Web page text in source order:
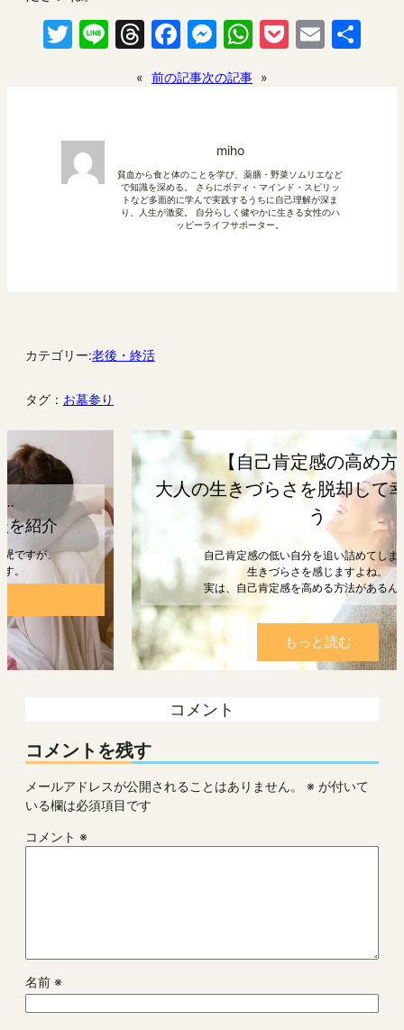
Twitter
LineThreads
Facebook
Messenger
WhatsApp
Pocket
Email
« 前の記事次の記事 »
miho
貧血から食と体のことを学び、薬膳・野菜ソムリエなど
で知識を深める。 さらにボディ・マインド・スピリッ
トなど多面的に学んで実践するうちに自己理解が深ま
り、人生が激変。 自分らしく健やかに生きる女性のハ
ッピーライフサポーター。
カテゴリー:老後・終活
タグ： お墓参り
【自己肯定感の高め方】
大人の生きづらさを脱却して幸せになろ
う
自己肯定感の低い自分を追い詰めてしまうと、
生きづらさを感じますよね。
実は、自己肯定感を高める方法があるんです。
もっと読む
コメント
コメントを残す
メールアドレスが公開されることはありません。 ※ が付いて
いる欄は必須項目です
コメント ※
名前 ※